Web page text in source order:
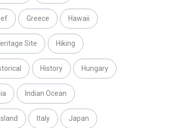
Greece Hawaii
Site Hiking
History Hungary
Indian Ocean
Island Italy Japan